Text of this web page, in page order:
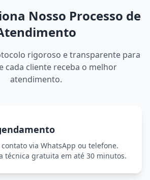
Nosso Processo de
rigoroso e transparente para
cada cliente receba o melhor
atendimento.
via WhatsApp ou telefone.
técnica gratuita em até 30 minutos.